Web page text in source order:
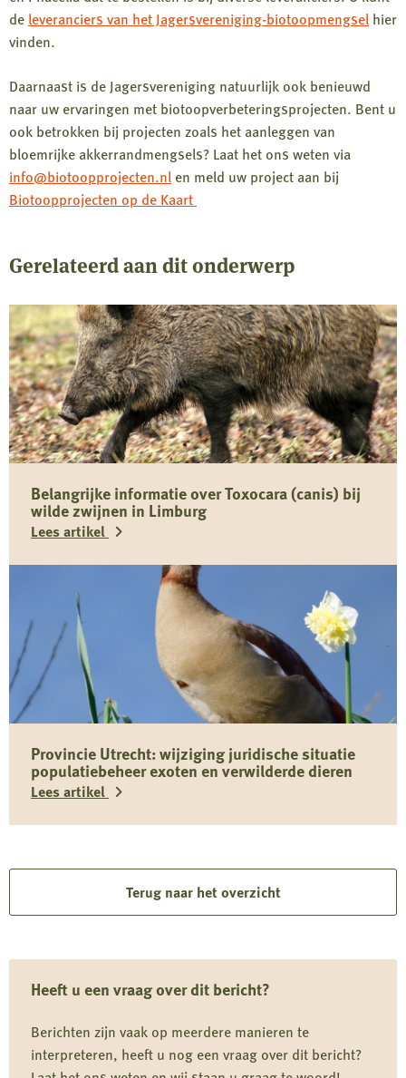
Heeft u een vraag over dit bericht?
Berichten zijn vaak op meerdere manieren te
interpreteren, heeft u nog een vraag over dit bericht?
de leveranciers van het Jagersvereniging-biotoopmengsel hier
vinden.
Daarnaast is de Jagersvereniging natuurlijk ook benieuwd
naar uw ervaringen met biotoopverbeteringsprojecten. Bent u
ook betrokken bij projecten zoals het aanleggen van
bloemrijke akkerrandmengsels? Laat het ons weten via
info@biotoopprojecten.nl en meld uw project aan bij
Biotoopprojecten op de Kaart
Gerelateerd aan dit onderwerp
Belangrijke informatie over Toxocara (canis) bij
wilde zwijnen in Limburg
Lees artikel
over
Belangrijke
informatie
over
Toxocara
(canis)
wilde
zwijnen
Provincie Utrecht: wijziging juridische situatie
populatiebeheer exoten en verwilderde dieren
Lees artikel
Provincie
wijziging
juridische
populatiebeheer
exoten
Terug naar het overzicht